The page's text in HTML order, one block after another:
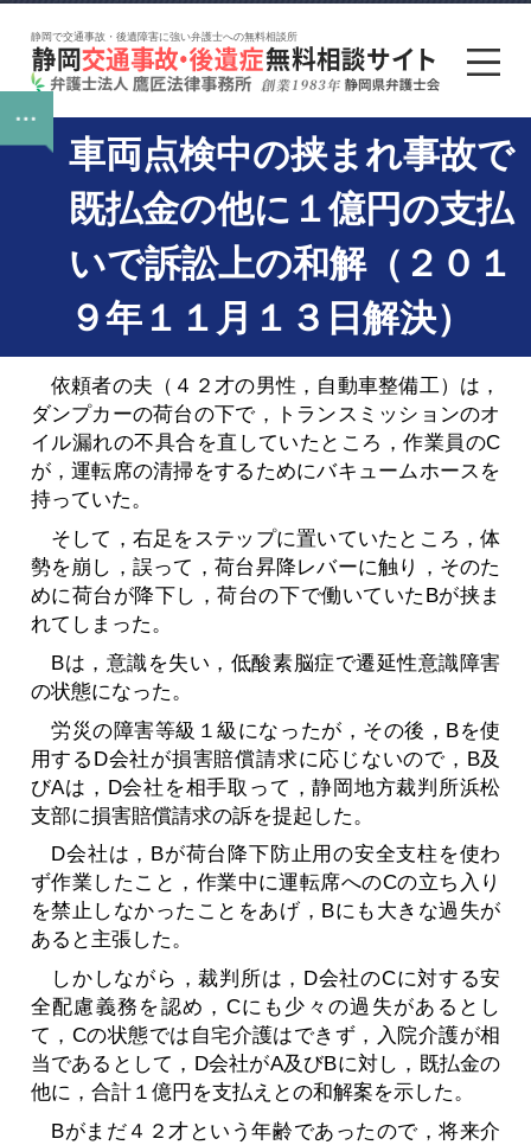
静岡で交通事故・後遺障害に強い弁護士への無料相談所
車両点検中の挟まれ事故で
既払金の他に１億円の支払
いで訴訟上の和解（２０１
９年１１月１３日解決）
依頼者の夫（４２才の男性，自動車整備工）は，
ダンプカーの荷台の下で，トランスミッションのオ
イル漏れの不具合を直していたところ，作業員のC
が，運転席の清掃をするためにバキュームホースを
持っていた。
そして，右足をステップに置いていたところ，体
勢を崩し，誤って，荷台昇降レバーに触り，そのた
めに荷台が降下し，荷台の下で働いていたBが挟ま
れてしまった。
Bは，意識を失い，低酸素脳症で遷延性意識障害
の状態になった。
労災の障害等級１級になったが，その後，Bを使
用するD会社が損害賠償請求に応じないので，B及
びAは，D会社を相手取って，静岡地方裁判所浜松
支部に損害賠償請求の訴を提起した。
D会社は，Bが荷台降下防止用の安全支柱を使わ
ず作業したこと，作業中に運転席へのCの立ち入り
を禁止しなかったことをあげ，Bにも大きな過失が
あると主張した。
しかしながら，裁判所は，D会社のCに対する安
全配慮義務を認め，Cにも少々の過失があるとし
て，Cの状態では自宅介護はできず，入院介護が相
当であるとして，D会社がA及びBに対し，既払金の
他に，合計１億円を支払えとの和解案を示した。
Bがまだ４２才という年齢であったので，将来介